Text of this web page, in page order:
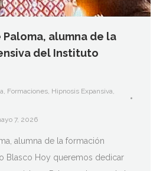
alumna de la
del Instituto
, Formaciones, Hipnosis Expansiva,
7, 2026
alumna de la formación
Blasco Hoy queremos dedicar